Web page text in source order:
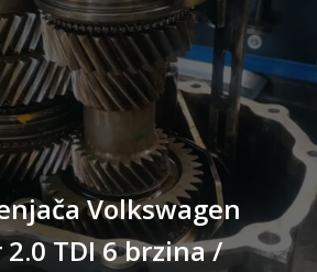
Volkswagen
TDI 6 brzina /